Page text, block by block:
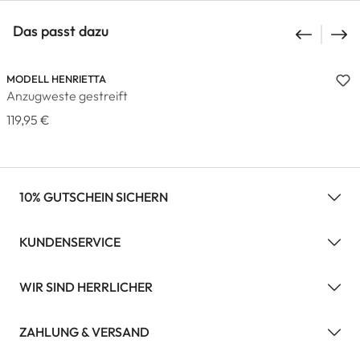
Das passt dazu
MODELL HENRIETTA
Anzugweste gestreift
119,95 €
10% GUTSCHEIN SICHERN
KUNDENSERVICE
WIR SIND HERRLICHER
ZAHLUNG & VERSAND